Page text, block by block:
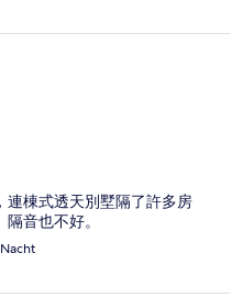
連棟式透天別墅隔了許多房
音也不好。